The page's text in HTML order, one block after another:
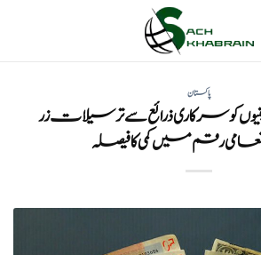
پاکستان
کمپنیوں کو سرکاری ذرائع سے ترسیلات زر
رقم میں کمی کا فیصلہ